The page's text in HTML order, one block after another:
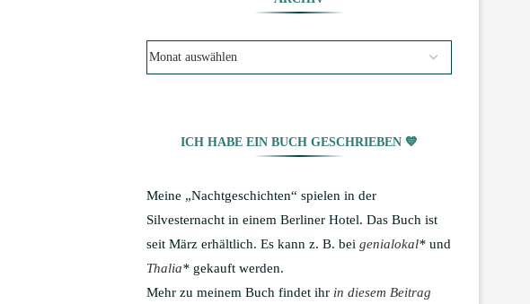
ICH HABE EIN BUCH GESCHRIEBEN 💙
Meine „Nachtgeschichten“ spielen in der
Silvesternacht in einem Berliner Hotel. Das Buch ist
seit März erhältlich. Es kann z. B. bei genialokal* und
Thalia* gekauft werden.
Mehr zu meinem Buch findet ihr in diesem Beitrag